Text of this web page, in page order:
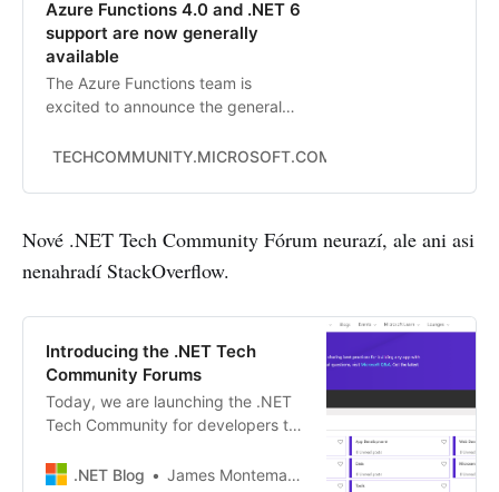
Azure Functions 4.0 and .NET 6
support are now generally
available
The Azure Functions team is
excited to announce the general
4.0. This is the latest release of
.NET 6, Node.js 14, Python 3.7-
and other languages and runtimes
using custom handlers. General
TECHCOMMUNITY.MICROSOFT.COM
Nové .NET Tech Community Fórum neurazí, ale ani asi
nenahradí StackOverflow.
Introducing the .NET Tech
Community Forums
Today, we are launching the .NET
Tech Community for developers to
share how-tos, talk best practices,
.NET Blog James Montemagno